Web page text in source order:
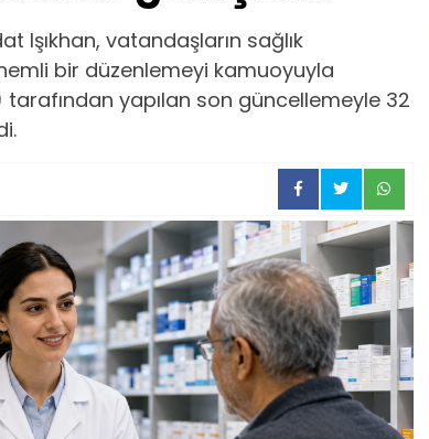
Işıkhan, vatandaşların sağlık
bir düzenlemeyi kamuoyuyla
tarafından yapılan son güncellemeyle 32